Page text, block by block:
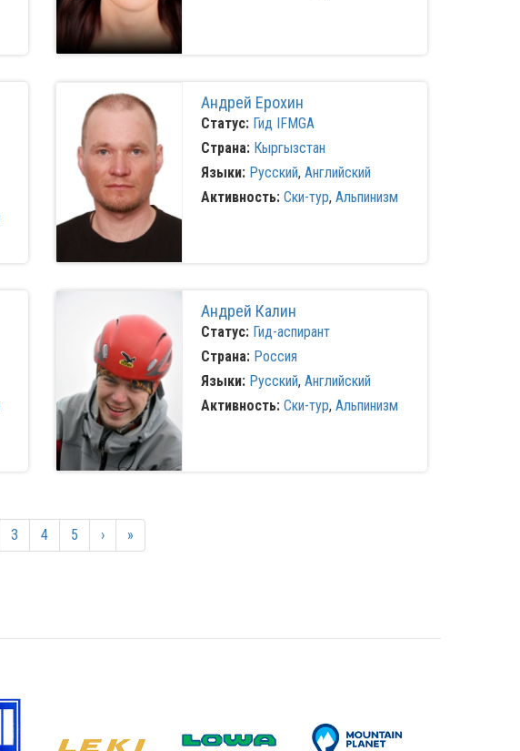
Андрей Ерохин
Статус: Гид IFMGA
Страна: Кыргызстан
Языки: Русский,Английский
Активность: Ски-тур,Альпинизм
Андрей Калин
Статус: Гид-аспирант
Страна: Россия
Языки: Русский,Английский
Активность: Ски-тур,Альпинизм
3 4 5 › »